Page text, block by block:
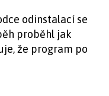
odinstalací se
proběhl jak
že program po